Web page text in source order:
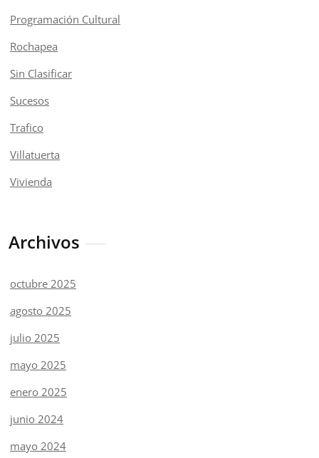
Programación Cultural
Rochapea
Sin Clasificar
Sucesos
Trafico
Villatuerta
Vivienda
Archivos
octubre 2025
agosto 2025
julio 2025
mayo 2025
enero 2025
junio 2024
mayo 2024